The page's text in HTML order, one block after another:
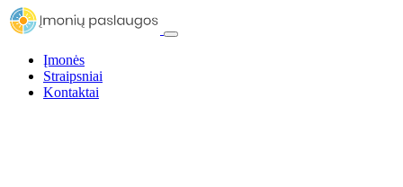
Įmonės
Straipsniai
Kontaktai